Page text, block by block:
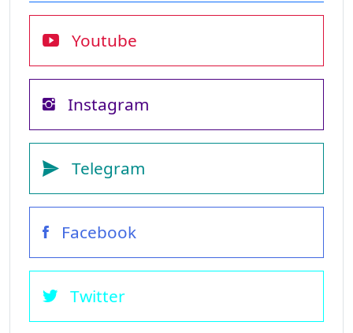
Youtube
Instagram
Telegram
Facebook
Twitter